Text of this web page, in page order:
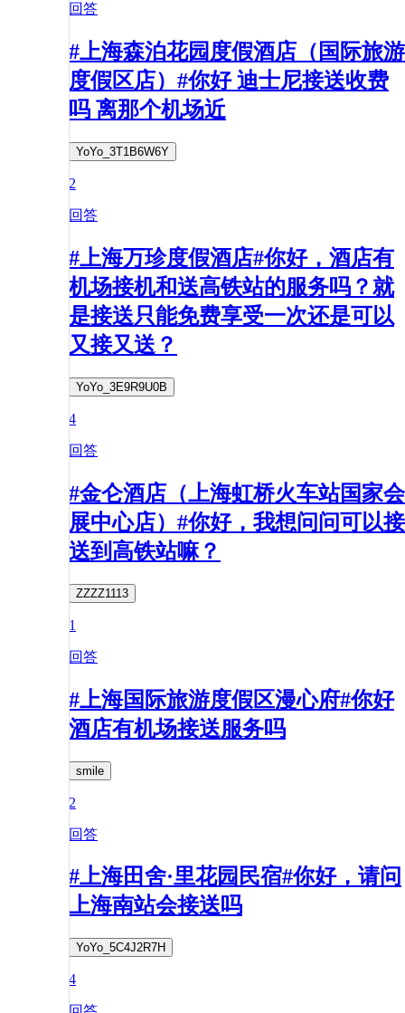
回答
#上海森泊花园度假酒店（国际旅游
度假区店）#你好 迪士尼接送收费
吗 离那个机场近
YoYo_3T1B6W6Y
2
回答
#上海万珍度假酒店#你好，酒店有
机场接机和送高铁站的服务吗？就
是接送只能免费享受一次还是可以
又接又送？
YoYo_3E9R9U0B
4
回答
#金仑酒店（上海虹桥火车站国家会
展中心店）#你好，我想问问可以接
送到高铁站嘛？
ZZZZ1113
1
回答
#上海国际旅游度假区漫心府#你好
酒店有机场接送服务吗
smile
2
回答
#上海田舍·里花园民宿#你好，请问
上海南站会接送吗
YoYo_5C4J2R7H
4